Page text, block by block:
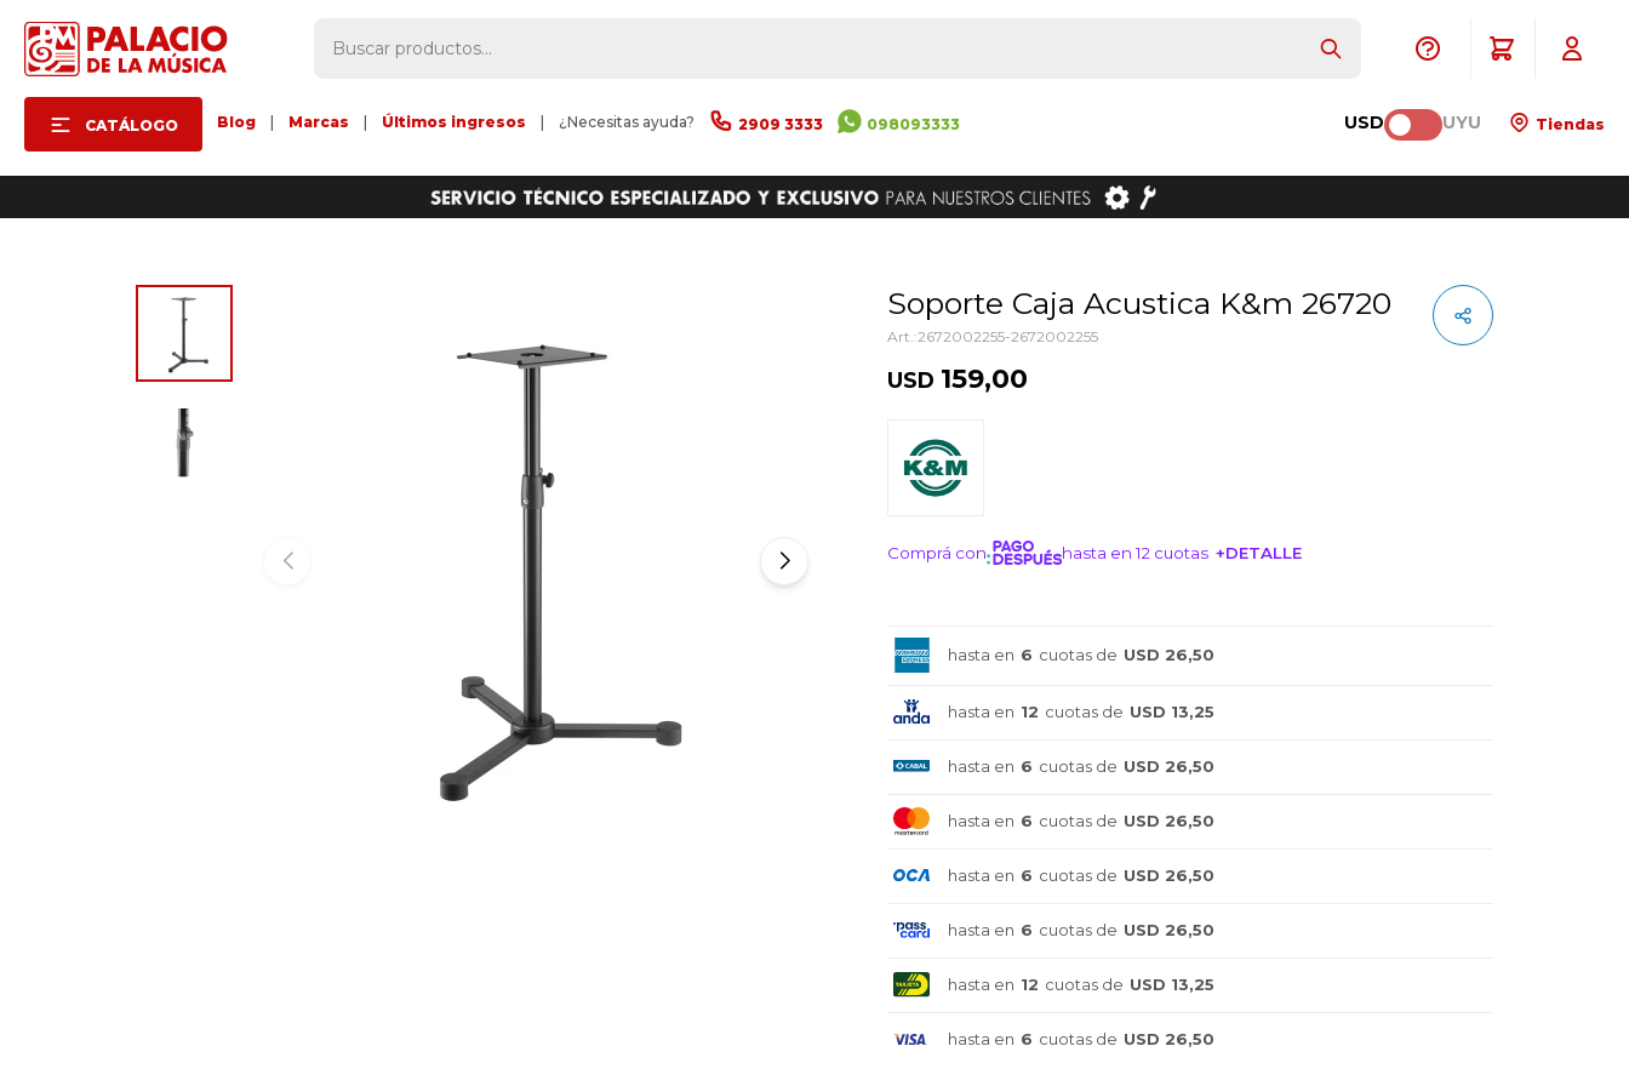
CATÁLOGO Blog Marcas Últimos ingresos ¿Necesitas ayuda? 2909 3333 098093333 USD UYU Tiendas
Soporte Caja Acustica K&m 26720
2672002255-2672002255
USD 159,00
Comprá con hasta en 12 cuotas +DETALLE
hasta en 6 cuotas de USD 26,50
hasta en 12 cuotas de USD 13,25
hasta en 6 cuotas de USD 26,50
hasta en 6 cuotas de USD 26,50
hasta en 6 cuotas de USD 26,50
hasta en 6 cuotas de USD 26,50
hasta en 12 cuotas de USD 13,25
hasta en 6 cuotas de USD 26,50